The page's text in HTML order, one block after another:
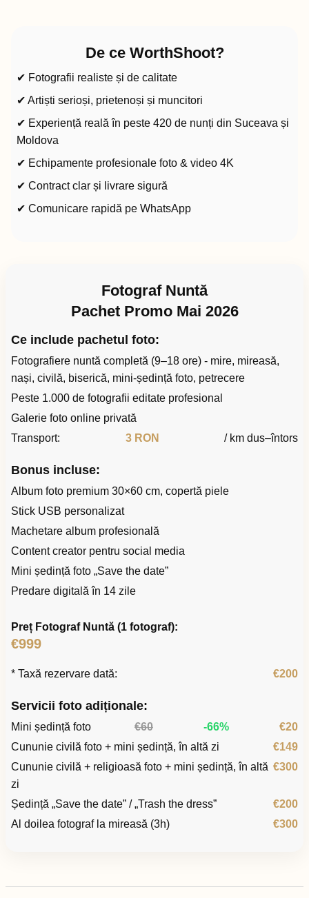
De ce WorthShoot?
✔ Fotografii realiste și de calitate
✔ Artiști serioși, prietenoși și muncitori
✔ Experiență reală în peste 420 de nunți din Suceava și
Moldova
✔ Echipamente profesionale foto & video 4K
✔ Contract clar și livrare sigură
✔ Comunicare rapidă pe WhatsApp
Fotograf Nuntă
Pachet Promo Mai 2026
Ce include pachetul foto:
Fotografiere nuntă completă (9–18 ore) - mire, mireasă,
nași, civilă, biserică, mini-ședință foto, petrecere
Peste 1.000 de fotografii editate profesional
Galerie foto online privată
Transport:
3 RON / km dus–întors
Bonus incluse:
Album foto premium 30×60 cm, copertă piele
Stick USB personalizat
Machetare album profesională
Content creator pentru social media
Mini ședință foto „Save the date”
Predare digitală în 14 zile
Preț Fotograf Nuntă (1 fotograf):
€999
* Taxă rezervare dată: €200
Servicii foto adiționale:
Mini ședință foto €60 -66%
€20
Cununie civilă foto + mini ședință, în altă zi
€149
Cununie civilă + religioasă foto + mini ședință, în altă
zi
€300
Ședință „Save the date” / „Trash the dress”
€200
Al doilea fotograf la mireasă (3h)
€300